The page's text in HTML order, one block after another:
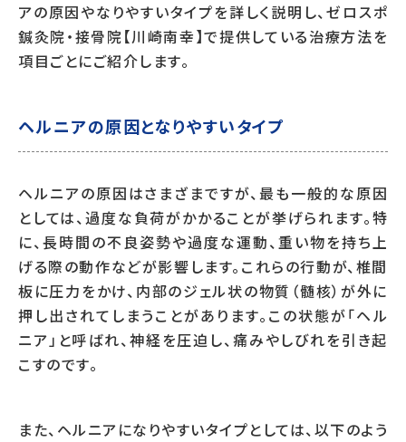
アの原因やなりやすいタイプを詳しく説明し、ゼロスポ
鍼灸院・接骨院【川崎南幸】で提供している治療方法を
項目ごとにご紹介します。
ヘルニアの原因となりやすいタイプ
ヘルニアの原因はさまざまですが、最も一般的な原因
としては、過度な負荷がかかることが挙げられます。特
に、長時間の不良姿勢や過度な運動、重い物を持ち上
げる際の動作などが影響します。これらの行動が、椎間
板に圧力をかけ、内部のジェル状の物質（髄核）が外に
押し出されてしまうことがあります。この状態が「ヘル
ニア」と呼ばれ、神経を圧迫し、痛みやしびれを引き起
こすのです。
また、ヘルニアになりやすいタイプとしては、以下のよう